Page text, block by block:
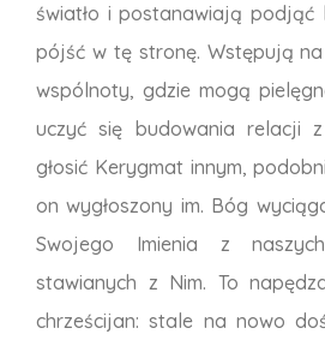
światło i postanawiają podjąć
pójść w tę stronę. Wstępują
wspólnoty, gdzie mogą
uczyć się budowania relacji
głosić Kerygmat innym,
on wygłoszony im. Bóg
Swojego Imienia z
stawianych z Nim. To
chrześcijan: stale na nowo